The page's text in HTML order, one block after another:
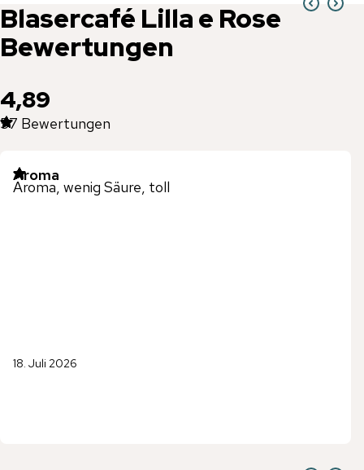
Blasercafé Lilla e Rose
Bewertungen
4,89
57 Bewertungen
Aroma
Aroma, wenig Säure, toll
18. Juli 2026